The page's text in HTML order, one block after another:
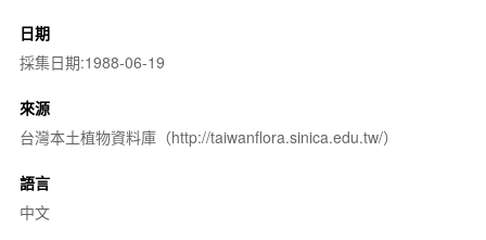
日期
採集日期:1988-06-19
來源
台灣本土植物資料庫（http://taiwanflora.sinica.edu.tw/）
語言
中文